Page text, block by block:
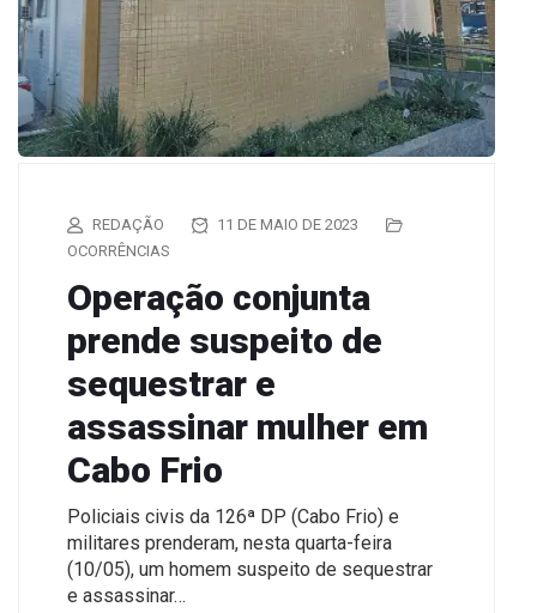
REDAÇÃO
11 DE MAIO DE 2023
OCORRÊNCIAS
Operação conjunta
prende suspeito de
sequestrar e
assassinar mulher em
Cabo Frio
Policiais civis da 126ª DP (Cabo Frio) e
militares prenderam, nesta quarta-feira
(10/05), um homem suspeito de sequestrar
e assassinar…